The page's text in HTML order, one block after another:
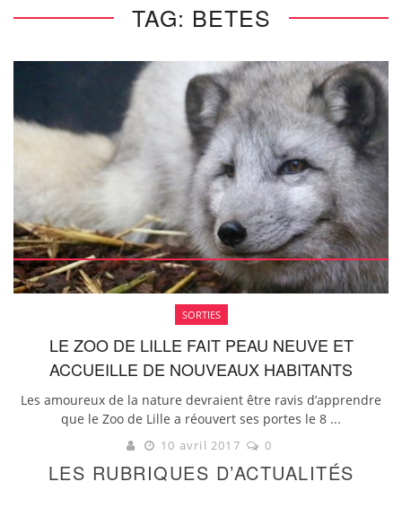
TAG: BETES
SORTIES
LE ZOO DE LILLE FAIT PEAU NEUVE ET
ACCUEILLE DE NOUVEAUX HABITANTS
Les amoureux de la nature devraient être ravis d’apprendre
que le Zoo de Lille a réouvert ses portes le 8 ...
10 avril 2017 0
LES RUBRIQUES D’ACTUALITÉS